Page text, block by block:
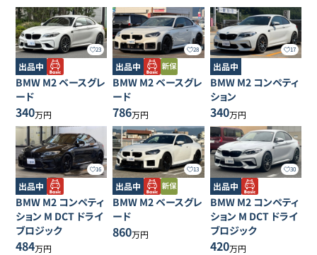
23
出品中
BMW M2ベースグレ
ード
340万円
28
出品中
BMW M2ベースグレ
ード
786万円
17
出品中
BMW M2 コンペティ
ション
340万円
16
出品中
BMW M2 コンペティ
ション M DCT ドライ
ブロジック
484万円
13
出品中
BMW M2ベースグレ
ード
860万円
30
出品中
BMW M2 コンペティ
ション M DCT ドライ
ブロジック
420万円